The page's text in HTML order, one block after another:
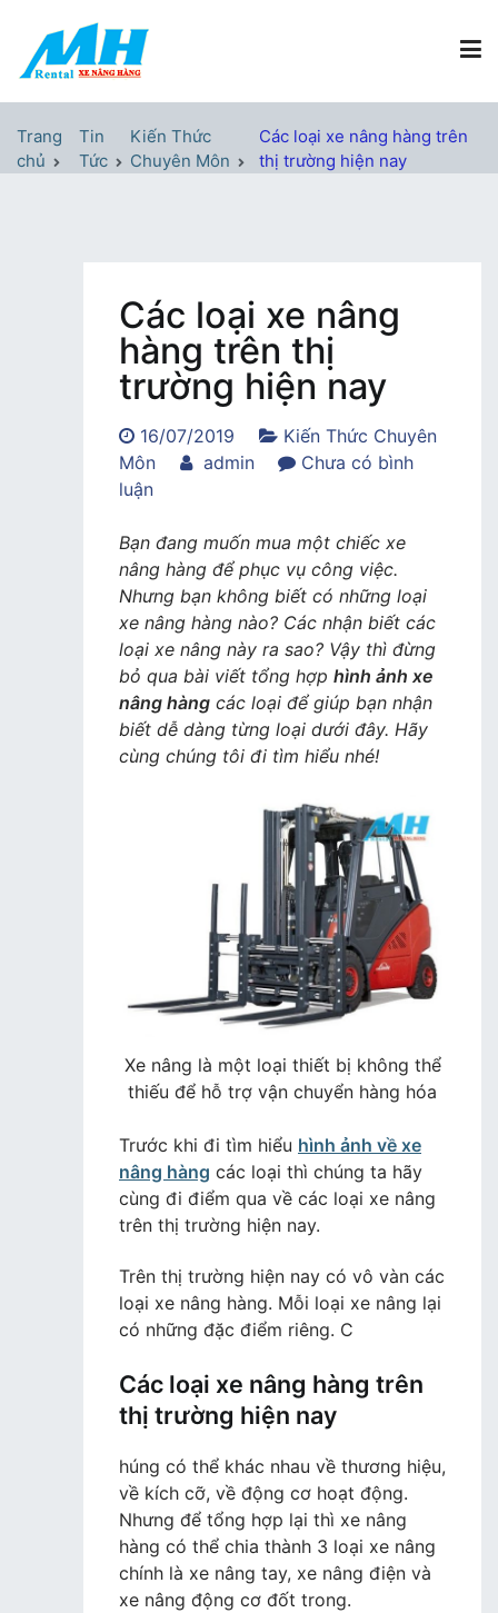
nội
Xe Nâng Hàng MH Rental
Trang
chủ
Tin
Tức
Kiến Thức
Chuyên Môn
Các loại xe nâng hàng trên
thị trường hiện nay
Các loại xe nâng
hàng trên thị
trường hiện nay
16/07/2019
Kiến Thức Chuyên
Môn
admin
Chưa có bình
luậntrong
loại
xe
nâng
hàng
trên
thị
trường
hiện
nay
Bạn đang muốn mua một chiếc xe
nâng hàng để phục vụ công việc.
Nhưng bạn không biết có những loại
xe nâng hàng nào? Các nhận biết các
loại xe nâng này ra sao? Vậy thì đừng
bỏ qua bài viết tổng hợp hình ảnh xe
nâng hàng các loại để giúp bạn nhận
biết dễ dàng từng loại dưới đây. Hãy
cùng chúng tôi đi tìm hiểu nhé!
Xe nâng là một loại thiết bị không thể
thiếu để hỗ trợ vận chuyển hàng hóa
Trước khi đi tìm hiểu hình ảnh về xe
nâng hàng các loại thì chúng ta hãy
cùng đi điểm qua về các loại xe nâng
trên thị trường hiện nay.
Trên thị trường hiện nay có vô vàn các
loại xe nâng hàng. Mỗi loại xe nâng lại
có những đặc điểm riêng. C
Các loại xe nâng hàng trên
thị trường hiện nay
húng có thể khác nhau về thương hiệu,
về kích cỡ, về động cơ hoạt động.
Nhưng để tổng hợp lại thì xe nâng
hàng có thể chia thành 3 loại xe nâng
chính là xe nâng tay, xe nâng điện và
xe nâng động cơ đốt trong.